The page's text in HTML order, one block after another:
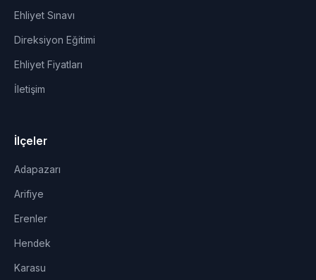
Ehliyet Sınavı
Direksiyon Eğitimi
Ehliyet Fiyatları
İletişim
İlçeler
Adapazarı
Arifiye
Erenler
Hendek
Karasu